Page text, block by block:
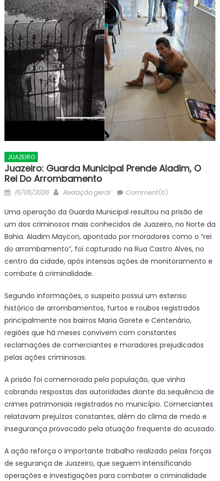
JUAZEIRO
Juazeiro: Guarda Municipal Prende Aladim, O
Rei Do Arrombamento
Posted
15/05/2026 Author
Redação geral Comment(0)
Uma operação da Guarda Municipal resultou na prisão de
um dos criminosos mais conhecidos de Juazeiro, no Norte da
Bahia. Aladim Maycon, apontado por moradores como o “rei
do arrombamento”, foi capturado na Rua Castro Alves, no
centro da cidade, após intensas ações de monitoramento e
combate à criminalidade.
Segundo informações, o suspeito possui um extenso
histórico de arrombamentos, furtos e roubos registrados
principalmente nos bairros Maria Gorete e Centenário,
regiões que há meses convivem com constantes
reclamações de comerciantes e moradores prejudicados
pelas ações criminosas.
A prisão foi comemorada pela população, que vinha
cobrando respostas das autoridades diante da sequência de
crimes patrimoniais registrados no município. Comerciantes
relatavam prejuízos constantes, além do clima de medo e
insegurança provocado pela atuação frequente do acusado.
A ação reforça o importante trabalho realizado pelas forças
de segurança de Juazeiro, que seguem intensificando
operações e investigações para combater a criminalidade